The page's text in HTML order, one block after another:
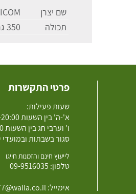
שם יצרן
תכולה
350 גרם (14.26 ₪ ל-100 גרם)
פרטי התקשרות
שעות פעילות:
א'-ה' בין השעות 08:30-20:00
ו' וערבי חג בין השעות 08:30-15:00
סגור בשבתות
לייעוץ חינם והזמנות חייגו
טלפון: 09-9516035
אימייל: